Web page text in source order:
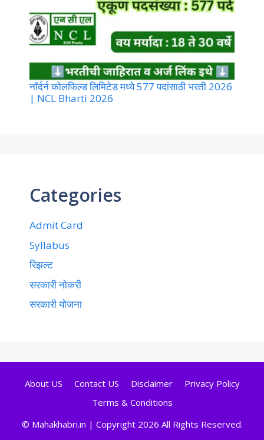
नॉर्दर्न कोलफिल्ड लिमिटेड मध्ये 577 पदांसाठी भरती 2026
| NCL Bharti 2026
Categories
Admit Card
Syllabus
रिझल्ट
सरकारी नोकरी
सरकारी योजना
About US Contact US Disclaimer
Privacy Policy
Terms & Conditions
© Mahakhabri.in | Copyright 2026 All Rights Reserved.